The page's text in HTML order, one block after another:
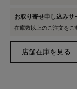
お取り寄せ申し込み
在庫数以上のご注文をご